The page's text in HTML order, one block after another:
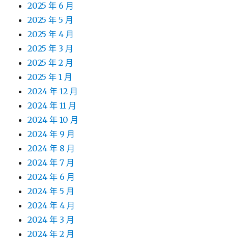
2025 年 6 月
2025 年 5 月
2025 年 4 月
2025 年 3 月
2025 年 2 月
2025 年 1 月
2024 年 12 月
2024 年 11 月
2024 年 10 月
2024 年 9 月
2024 年 8 月
2024 年 7 月
2024 年 6 月
2024 年 5 月
2024 年 4 月
2024 年 3 月
2024 年 2 月